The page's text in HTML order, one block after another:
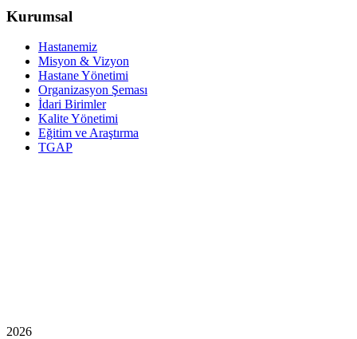
Kurumsal
Hastanemiz
Misyon & Vizyon
Hastane Yönetimi
Organizasyon Şeması
İdari Birimler
Kalite Yönetimi
Eğitim ve Araştırma
TGAP
2026